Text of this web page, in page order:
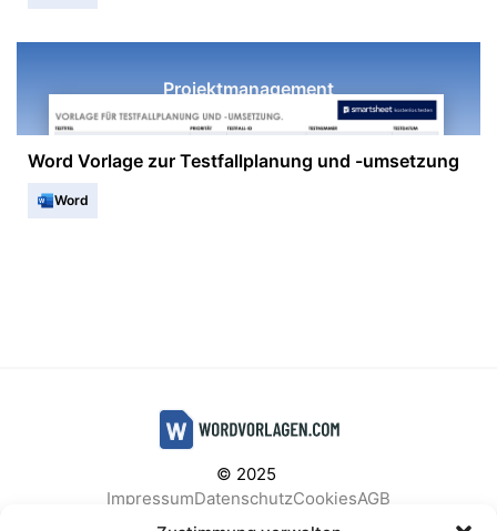
Projektmanagement
Word Vorlage zur Testfallplanung und -umsetzung
Word
© 2025
ImpressumDatenschutzCookiesAGB
Facebook
Instagram